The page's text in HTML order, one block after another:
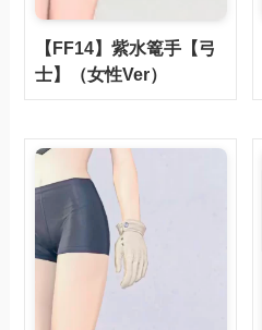
【FF14】紫水篭手【弓
士】（女性Ver）